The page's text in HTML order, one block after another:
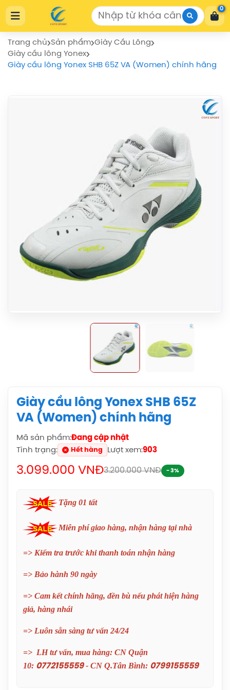
Cửa Hàng Thể Thao COVISPORT
Cửa Hàng Thể Thao COVISPORT
0772155559
https://covisport.com/
0
Trang chủ Sản phẩm Giày Cầu Lông
Giày cầu lông Yonex
Giày cầu lông Yonex SHB 65Z VA (Women) chính hãng
Giày cầu lông Yonex SHB 65Z
VA (Women) chính hãng
Mã sản phẩm:Đang cập nhật
Tình trạng:
Hết hàng Lượt xem:903
3.099.000 VNĐ3.200.000 VNĐ - 3%
Tặng 01 tất
Miễn phí giao hàng, nhận hàng tại nhà
=> Kiểm tra trước khi thanh toán nhận hàng
=> Bảo hành 90 ngày
=> Cam kết chính hãng, đền bù nếu phát hiện hàng
giả, hàng nhái
=> Luôn sẵn sàng tư vấn 24/24
=> LH tư vấn, mua hàng: CN Quận
10: 0772155559- CN Q.Tân Bình: 0799155559
Balo Cầu Lông Yonex BA52512
(Black/Blue) Chính Hãng
1.690.000đ
Chính Hãng
Hãng
Cước Cầu Lông Victor VBS 66 Chính
Marshal (Trắng) Chính Hãng
1.600.000đ